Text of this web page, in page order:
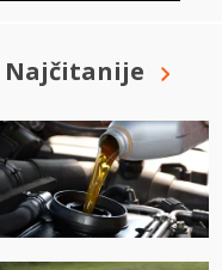
Najčitanije